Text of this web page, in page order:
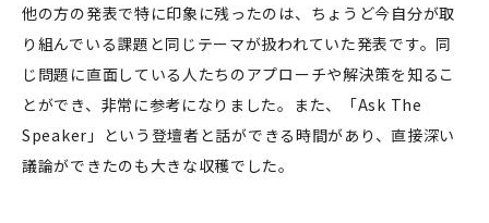
他の方の発表で特に印象に残ったのは、ちょうど今自分が取
り組んでいる課題と同じテーマが扱われていた発表です。同
じ問題に直面している人たちのアプローチや解決策を知るこ
とができ、非常に参考になりました。また、「Ask The
Speaker」という登壇者と話ができる時間があり、直接深い
議論ができたのも大きな収穫でした。